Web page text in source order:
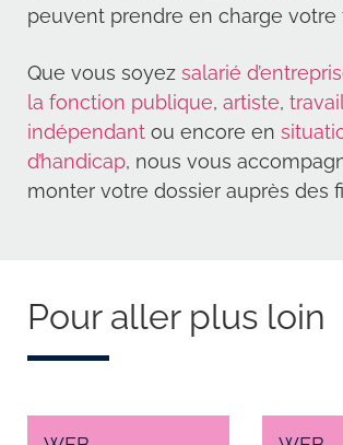
peuvent prendre en charge votre
Que vous soyez salarié
la fonction publique, artiste,
indépendant ou encore en
d’handicap, nous vous
monter votre dossier auprès des
Pour aller plus loin